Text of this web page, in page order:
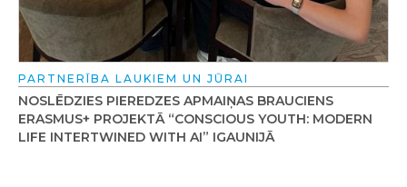
PARTNERĪBA LAUKIEM UN JŪRAI
NOSLĒDZIES PIEREDZES APMAIŅAS BRAUCIENS
ERASMUS+ PROJEKTĀ “CONSCIOUS YOUTH: MODERN
LIFE INTERTWINED WITH AI” IGAUNIJĀ